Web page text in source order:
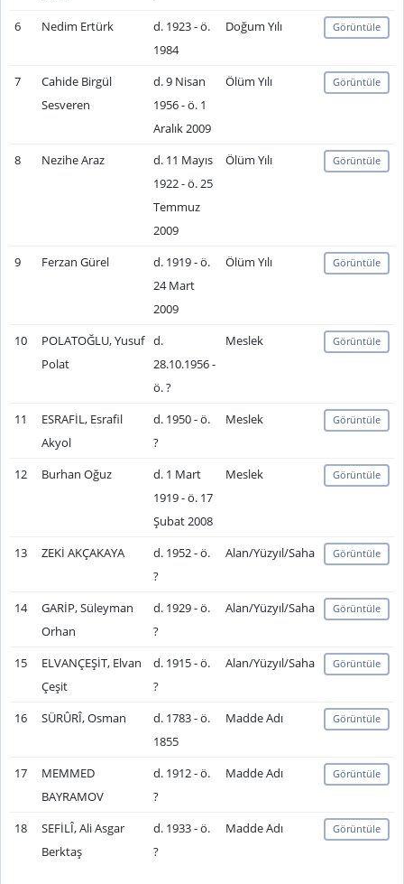
6 Nedim Ertürk
d. 1923 - ö.
1984
Doğum Yılı Görüntüle
7
Cahide Birgül
Sesveren
d. 9 Nisan
1956 - ö. 1
Aralık 2009
Ölüm Yılı Görüntüle
8 Nezihe Araz
d. 11 Mayıs
1922 - ö. 25
Temmuz
2009
Ölüm Yılı Görüntüle
9 Ferzan Gürel
d. 1919 - ö.
24 Mart
2009
Ölüm Yılı Görüntüle
10
POLATOĞLU, Yusuf
Polat
d.
28.10.1956 -
ö. ?
Meslek Görüntüle
11
ESRAFİL, Esrafil
Akyol
d. 1950 - ö.
?
Meslek Görüntüle
12 Burhan Oğuz
d. 1 Mart
1919 - ö. 17
Şubat 2008
Meslek Görüntüle
13 ZEKİ AKÇAKAYA
d. 1952 - ö.
?
Alan/Yüzyıl/Saha Görüntüle
14
GARİP, Süleyman
Orhan
d. 1929 - ö.
?
Alan/Yüzyıl/Saha Görüntüle
15
ELVANÇEŞİT, Elvan
Çeşit
d. 1915 - ö.
?
Alan/Yüzyıl/Saha Görüntüle
16 SÜRÛRÎ, Osman
d. 1783 - ö.
1855
Madde Adı Görüntüle
17
MEMMED
BAYRAMOV
d. 1912 - ö.
?
Madde Adı Görüntüle
18
SEFİLÎ, Ali Asgar
Berktaş
d. 1933 - ö.
?
Madde Adı Görüntüle